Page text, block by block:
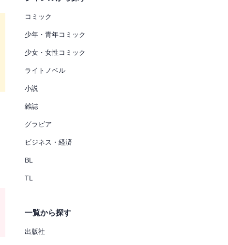
コミック
少年・青年コミック
少女・女性コミック
ライトノベル
小説
雑誌
グラビア
ビジネス・経済
BL
TL
一覧から探す
出版社